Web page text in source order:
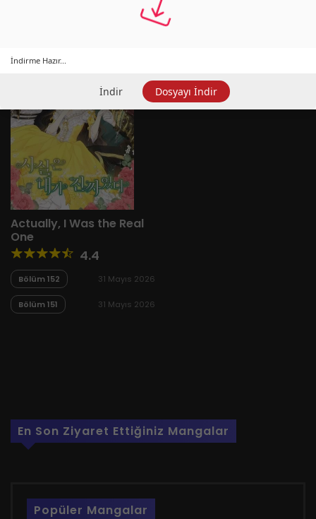
Popüler
Actually, I Was the Real
One
4.4
Bölüm 152 31 Mayıs 2026
Bölüm 151 31 Mayıs 2026
En Son Ziyaret Ettiğiniz Mangalar
Popüler Mangalar
İndirme Hazır...
İndir Dosyayı İndir